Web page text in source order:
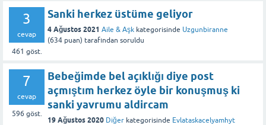
3
cevap
461 göst.
Sanki herkez üstüme geliyor
4 Ağustos 2021 Aile & Aşk kategorisinde Uzgunbiranne
(634 puan) tarafından soruldu
7
cevap
596 göst.
Bebeğimde bel açıklığı diye post
açmıştım herkez öyle bir konuşmuş ki
sanki yavrumu aldircam
19 Ağustos 2020 Diğer kategorisinde Evlataskacelyamhyt